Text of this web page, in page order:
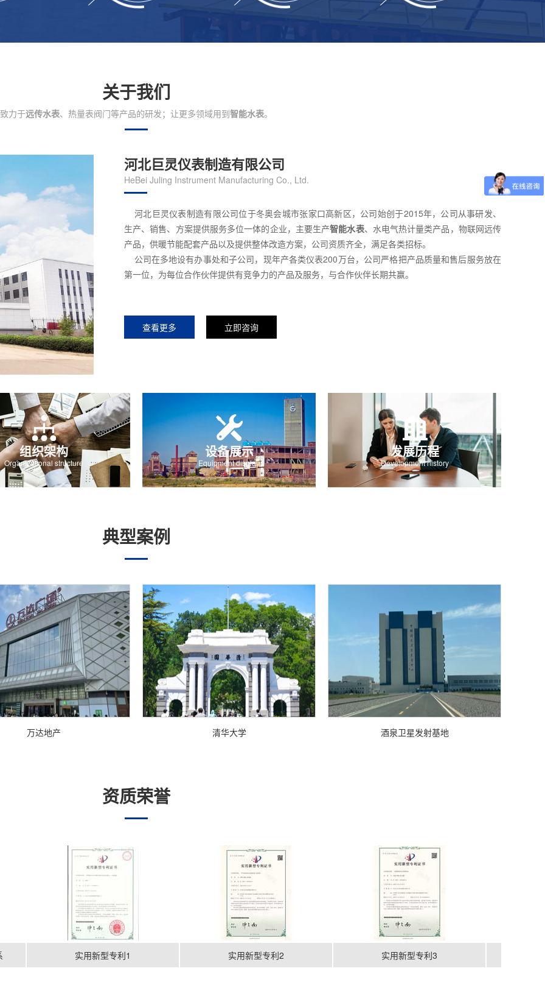
关于我们
致力于远传水表、热量表阀门等产品的研发；让更多领域用到智能水表。
河北巨灵仪表制造有限公司
HeBei Juling Instrument Manufacturing Co., Ltd.
河北巨灵仪表制造有限公司位于冬奥会城市张家口高新区，公司始创于2015年，公司从事研发、
生产、销售、方案提供服务多位一体的企业，主要生产智能水表、水电气热计量类产品，物联网远传
产品，供暖节能配套产品以及提供整体改造方案，公司资质齐全，满足各类招标。
公司在多地设有办事处和子公司，现年产各类仪表200万台，公司严格把产品质量和售后服务放在
第一位，为每位合作伙伴提供有竞争力的产品及服务，与合作伙伴长期共赢。
查看更多 立即咨询
组织架构
Organizational structure
设备展示
Equipment display
发展历程
Development history
典型案例
万达地产 清华大学 酒泉卫星发射基地
资质荣誉
实用新型专利1 实用新型专利2 实用新型专利3